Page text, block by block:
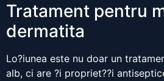
Tratament pentru
dermatita
Lo?iunea este nu doar un
alb, ci are ?i propriet??i